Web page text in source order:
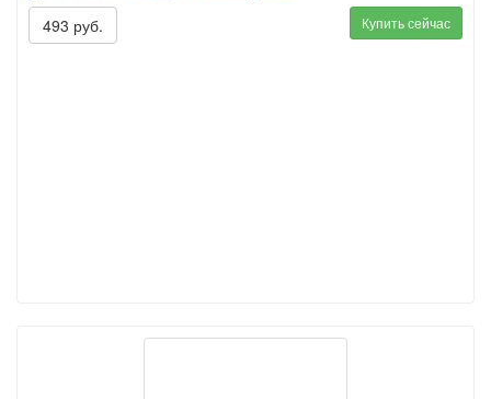
493 руб. Купить сейчас